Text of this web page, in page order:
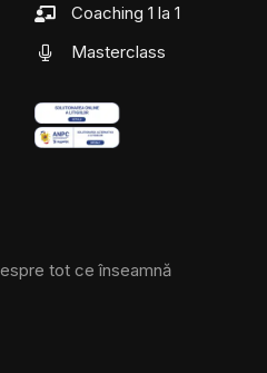
Coaching 1 la 1
Masterclass
tot ce înseamnă